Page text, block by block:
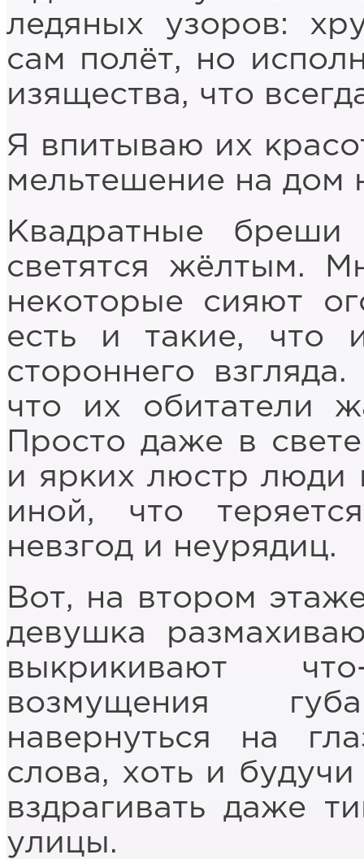
ледяных узоров:
сам полёт, но
изящества, что
Я впитываю их
мельтешение на дом
Квадратные
светятся жёлтым.
некоторые сияют
есть и такие, что
стороннего
что их обитатели
Просто даже в
и ярких люстр люди
иной, что
невзгод и неурядиц.
Вот, на втором
девушка
выкрикивают
возмущения
навернуться на
слова, хоть и
вздрагивать даже
улицы.